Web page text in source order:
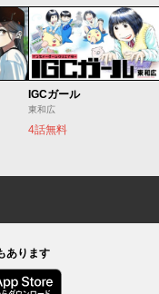
IGCガール
東和広
4話無料
あります